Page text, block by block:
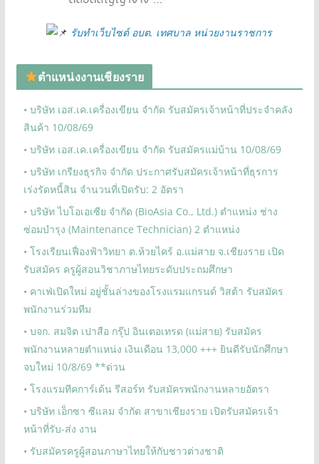
รับทำเว็บไซต์ อบต. เทศบาล หน่วยงานราชการ
ตำแหน่งงานเชียงราย
• บริษัท เอส.เค.เครื่องเขียน จำกัด รับสมัครเจ้าหน้าที่ประจำคลัง
สินค้า 10/08/69
• บริษัท เอส.เค.เครื่องเขียน จำกัด รับสมัครแม่บ้าน 10/08/69
• บริษัท เกรียงธุรกิจ จำกัด ประกาศรับสมัครเจ้าหน้าที่ธุรการ
เร่งรัดหนี้สิน จำนวนที่เปิดรับ: 2 อัตรา
• บริษัท ไบโอเอเซีย จำกัด (BioAsia Co., Ltd.) ตำแหน่ง ช่าง
ซ่อมบำรุง (Maintenance Technician) 2 ตำแหน่ง ‍‍
• โรงเรียนเฟื่องฟ้าวิทยา ต.ห้วยไคร้ อ.แม่สาย จ.เชียงราย เปิด
รับสมัคร ครูผู้สอนวิชาภาษไทยระดับประถมศึกษา
• คาเฟ่เปิดใหม่ อยู่ชั้นล่างของโรงแรมแกรนด์ วิสต้า รับสมัคร
พนักงานร่วมทีม
• บจก. สมจิต เปาสือ กรุ๊ป อินเตอเทรด (แม่สาย) รับสมัคร
พนักงานหลายตำแหน่ง เงินเดือน 13,000 +++ ยินดีรับนักศึกษา
จบใหม่ 10/8/69 **ด่วน
• โรงแรมทีคการ์เด้น รีสอร์ท รับสมัครพนักงานหลายอัตรา
• บริษัท เอ็กซา ซีแลม จำกัด สาขาเชียงราย เปิดรับสมัครเจ้า
หน้าที่รับ-ส่ง งาน
• รับสมัครครูผู้สอนภาษาไทยให้กับชาวต่างชาติ